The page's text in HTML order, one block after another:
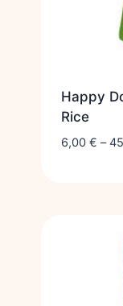
Happy
Rice
6,00 € –